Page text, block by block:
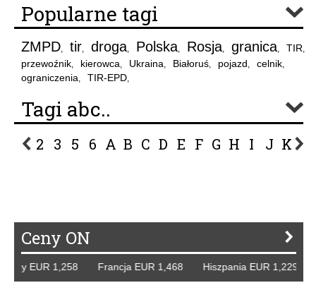
Popularne tagi
ZMPD, tir, droga, Polska, Rosja, granica, TIR,
przewoźnik, kierowca, Ukraina, Białoruś, pojazd, celnik,
ograniczenia, TIR-EPD,
Tagi abc..
2 3 5 6 A B C D E F G H I J K L
Ceny ON
EUR 1,258 Francja EUR 1,468 Hiszpania EUR 1,229